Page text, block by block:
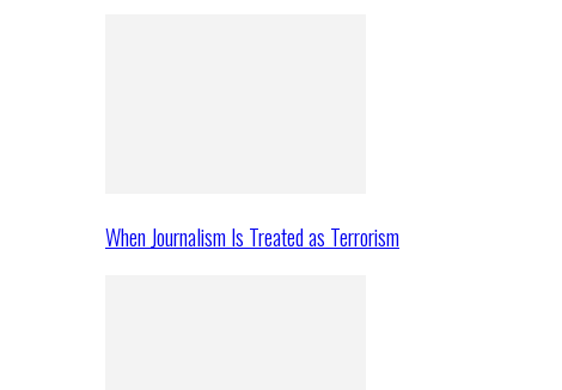
When Journalism Is Treated as Terrorism